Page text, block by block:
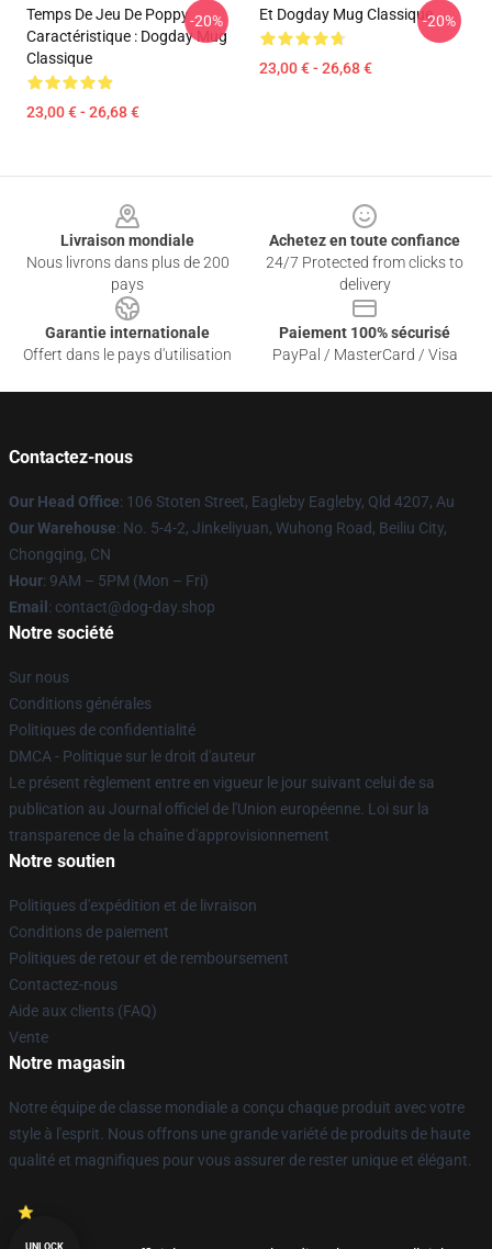
Temps De Jeu De Poppy
Caractéristique : Dogday Mug
Classique
23,00 € - 26,68 €
-20% Et Dogday Mug Classique
23,00 € - 26,68 €
-20%
Livraison mondiale
Nous livrons dans plus de 200
pays
Achetez en toute confiance
24/7 Protected from clicks to
delivery
Garantie internationale
Offert dans le pays d'utilisation
Paiement 100% sécurisé
PayPal / MasterCard / Visa
Contactez-nous
Our Head Office: 106 Stoten Street, Eagleby Eagleby, Qld 4207, Au
Our Warehouse: No. 5-4-2, Jinkeliyuan, Wuhong Road, Beiliu City,
Chongqing, CN
Hour: 9AM – 5PM (Mon – Fri)
Email : contact@dog-day.shop
Notre société
Sur nous
Conditions générales
Politiques de confidentialité
DMCA - Politique sur le droit d'auteur
Le présent règlement entre en vigueur le jour suivant celui de sa
publication au Journal officiel de l'Union européenne. Loi sur la
transparence de la chaîne d'approvisionnement
Notre soutien
Politiques d'expédition et de livraison
Conditions de paiement
Politiques de retour et de remboursement
Contactez-nous
Aide aux clients (FAQ)
Vente
Notre magasin
Notre équipe de classe mondiale a conçu chaque produit avec votre
style à l'esprit. Nous offrons une grande variété de produits de haute
qualité et magnifiques pour vous assurer de rester unique et élégant.
UNLOCK